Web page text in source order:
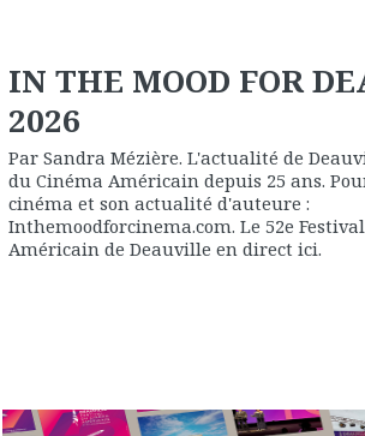
IN THE MOOD FOR
2026
Par Sandra Mézière. L'actualité de
du Cinéma Américain depuis 25 ans.
cinéma et son actualité d'auteure :
Inthemoodforcinema.com. Le 52e
Américain de Deauville en direct ici.